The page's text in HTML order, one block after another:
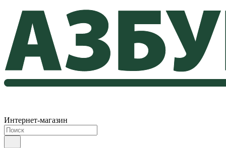
Интернет-магазин